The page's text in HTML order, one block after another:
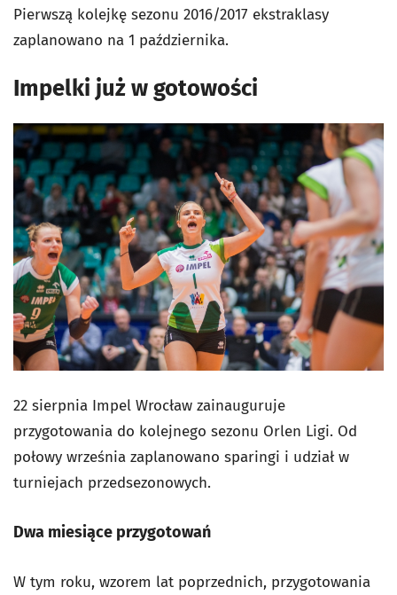
Pierwszą kolejkę sezonu 2016/2017 ekstraklasy
zaplanowano na 1 października.
Impelki już w gotowości
22 sierpnia Impel Wrocław zainauguruje
przygotowania do kolejnego sezonu Orlen Ligi. Od
połowy września zaplanowano sparingi i udział w
turniejach przedsezonowych.
Dwa miesiące przygotowań
W tym roku, wzorem lat poprzednich, przygotowania